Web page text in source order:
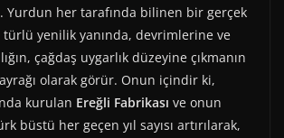
Yurdun her tarafında bilinen bir gerçek
türlü yenilik yanında, devrimlerine ve
çağdaş uygarlık düzeyine çıkmanın
olarak görür. Onun içindir ki,
kurulan Ereğli Fabrikası ve onun
büstü her geçen yıl sayısı artırılarak,